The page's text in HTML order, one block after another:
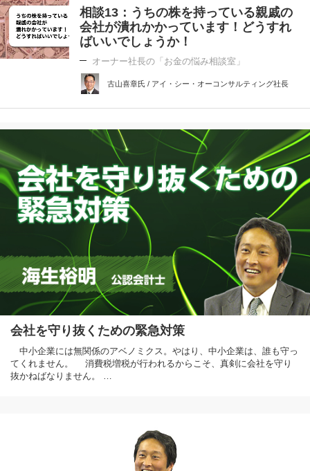
相談13：うちの株を持っている親戚の
会社が潰れかかっています！どうすれ
ばいいでしょうか！
オーナー社長の「お金の悩み相談室」
古山喜章氏 / アイ・シー・オーコンサルティング社長
会社を守り抜くための緊急対策
中小企業には無関係のアベノミクス。やはり、中小企業は、誰も守っ
てくれません。 消費税増税が行われるからこそ、真剣に会社を守り
抜かねばなりません。 …